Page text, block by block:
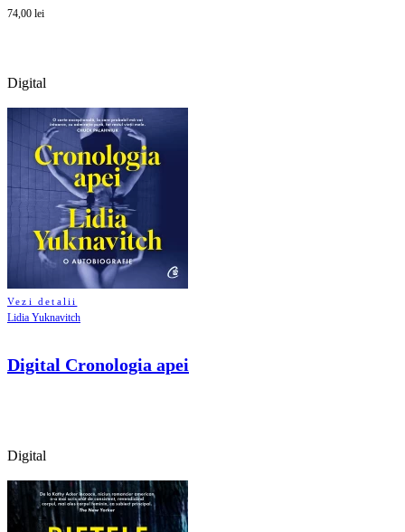
74,00 lei
Digital
Vezi detalii
Lidia Yuknavitch
Digital Cronologia apei
Digital